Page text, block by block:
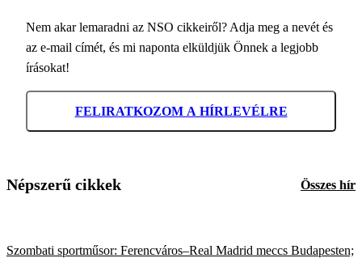
Nem akar lemaradni az NSO cikkeiről? Adja meg a nevét és
az e-mail címét, és mi naponta elküldjük Önnek a legjobb
írásokat!
FELIRATKOZOM A HÍRLEVÉLRE
Népszerű cikkek Összes hír
Szombati sportműsor: Ferencváros–Real Madrid meccs Budapesten;